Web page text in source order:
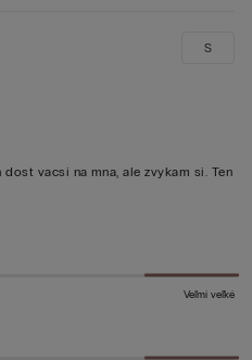
vacsi na mna, ale zvykam si. Ten
S
Veľmi veľké